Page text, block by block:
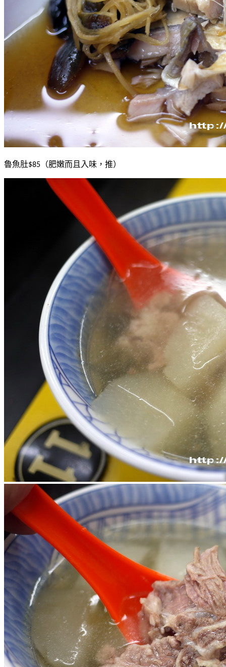
魯魚肚$85 （肥嫩而且入味，推）